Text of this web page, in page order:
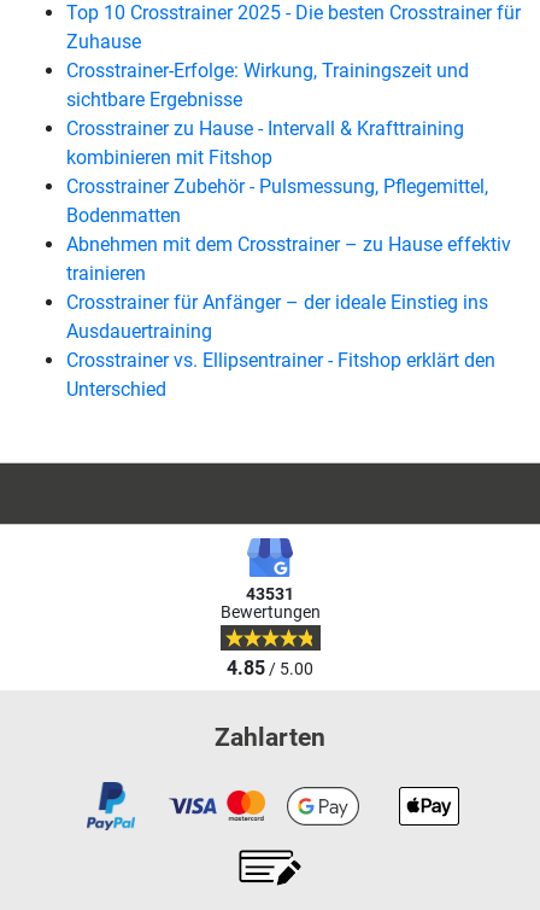
Top 10 Crosstrainer 2025 - Die besten Crosstrainer für
Zuhause
Crosstrainer-Erfolge: Wirkung, Trainingszeit und
sichtbare Ergebnisse
Crosstrainer zu Hause - Intervall & Krafttraining
kombinieren mit Fitshop
Crosstrainer Zubehör - Pulsmessung, Pflegemittel,
Bodenmatten
Abnehmen mit dem Crosstrainer – zu Hause effektiv
trainieren
Crosstrainer für Anfänger – der ideale Einstieg ins
Ausdauertraining
Crosstrainer vs. Ellipsentrainer - Fitshop erklärt den
Unterschied
43531
Bewertungen
4.85/ 5.00
Zahlarten